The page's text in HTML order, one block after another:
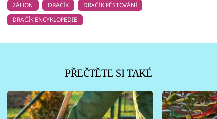
ZÁHON
DRAČÍK
DRAČÍK PĚSTOVÁNÍ
DRAČÍK ENCYKLOPEDIE
PŘEČTĚTE SI TAKÉ